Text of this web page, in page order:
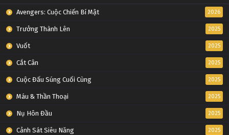
Avengers: Cuộc Chiến Bí Mật 2026
Trưởng Thành Lên 2025
Vuốt 2025
Cắt Cân 2025
Cuộc Đấu Súng Cuối Cùng 2025
Máu & Thần Thoại 2025
Nụ Hôn Đầu 2025
Cảnh Sát Siêu Năng 2025